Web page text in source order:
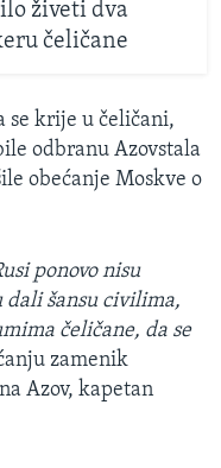
živeti dva
čeličane
se krije u čeličani,
odbranu Azovstala
obećanje Moskve o
ponovo nisu
šansu civilima,
čeličane, da se
zamenik
Azov, kapetan